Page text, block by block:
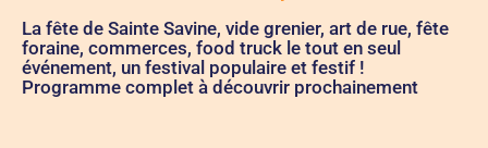
La fête de Sainte Savine, vide grenier, art de rue, fête
foraine, commerces, food truck le tout en seul
événement, un festival populaire et festif !
Programme complet à découvrir prochainement